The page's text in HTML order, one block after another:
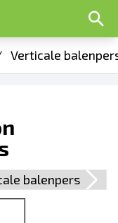
Verticale